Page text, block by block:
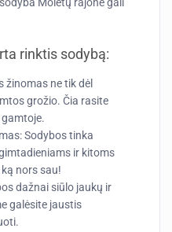
rinktis sodybą:
žinomas ne tik dėl
grožio. Čia rasite
Sodybos tinka
ir kitoms
nors sau!
dažnai siūlo jaukų ir
galėsite jaustis